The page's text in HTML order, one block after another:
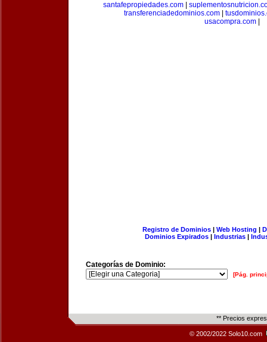
santafepropiedades.com|
transferenciadedominios.com|
usacompra.com|
Registro de Dominios| Web Hosting |
Dominios Expirados | Industrias |
Categorías de Dominio:
[Pág.
** Precios
© 2002/2022 Solo10.com